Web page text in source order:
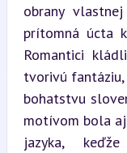
obrany
prítomná úcta
Romantici
tvorivú
bohatstvu
motívom bola
jazyka,